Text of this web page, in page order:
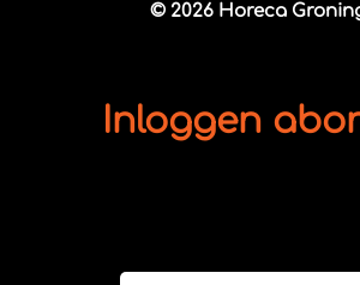
© 2026 Horeca
Inloggen